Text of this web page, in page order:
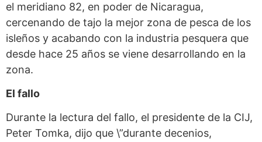
el meridiano 82, en poder de Nicaragua,
cercenando de tajo la mejor zona de pesca de los
isleños y acabando con la industria pesquera que
desde hace 25 años se viene desarrollando en la
zona.
El fallo
Durante la lectura del fallo, el presidente de la CIJ,
Peter Tomka, dijo que \”durante decenios,